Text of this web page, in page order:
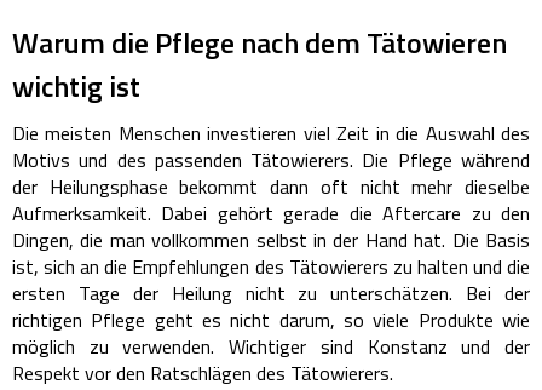
Warum die Pflege nach dem Tätowieren
wichtig ist
Die meisten Menschen investieren viel Zeit in die Auswahl des
Motivs und des passenden Tätowierers. Die Pflege während
der Heilungsphase bekommt dann oft nicht mehr dieselbe
Aufmerksamkeit. Dabei gehört gerade die Aftercare zu den
Dingen, die man vollkommen selbst in der Hand hat. Die Basis
ist, sich an die Empfehlungen des Tätowierers zu halten und die
ersten Tage der Heilung nicht zu unterschätzen. Bei der
richtigen Pflege geht es nicht darum, so viele Produkte wie
möglich zu verwenden. Wichtiger sind Konstanz und der
Respekt vor den Ratschlägen des Tätowierers.